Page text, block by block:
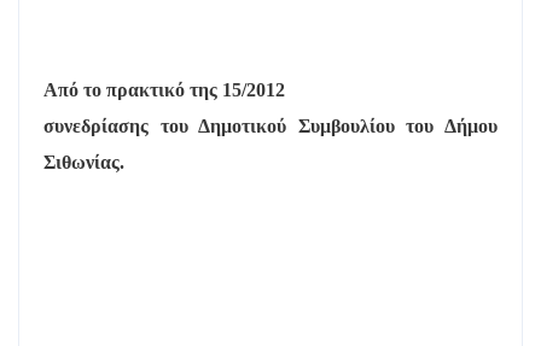
Από το πρακτικό της 15/2012
συνεδρίασης του Δημοτικού Συμβουλίου του Δήμου
Σιθωνίας.